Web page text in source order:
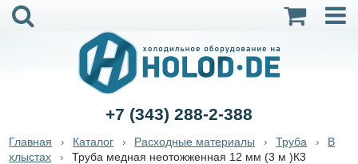
+7 (343) 288-2-388
Главная Каталог Расходные материалы Труба
В
хлыстах
Труба медная неотожженная 12 мм (3 м )К3